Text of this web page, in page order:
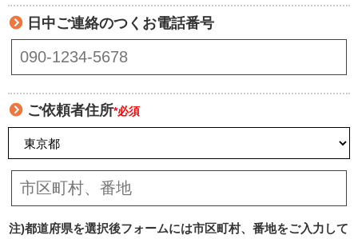
日中ご連絡のつくお電話番号
ご依頼者住所*必須
注)都道府県を選択後フォームには市区町村、番地をご入力して